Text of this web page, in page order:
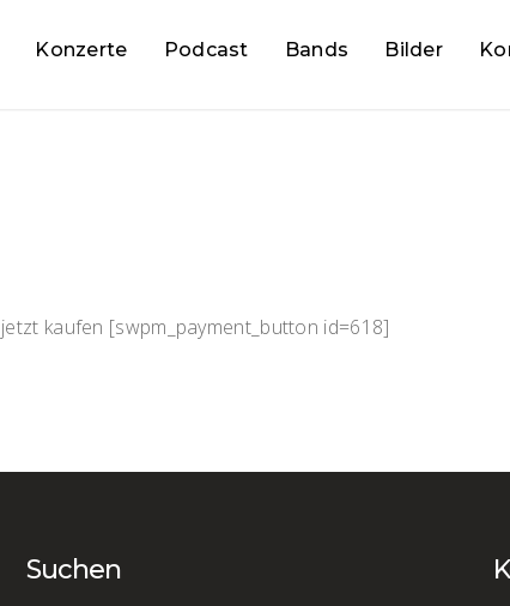
Konzerte Podcast Bands Bilder
jetzt kaufen [swpm_payment_button id=618]
Suchen